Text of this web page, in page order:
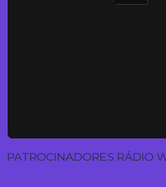
PATROCINADORES RÁDIO